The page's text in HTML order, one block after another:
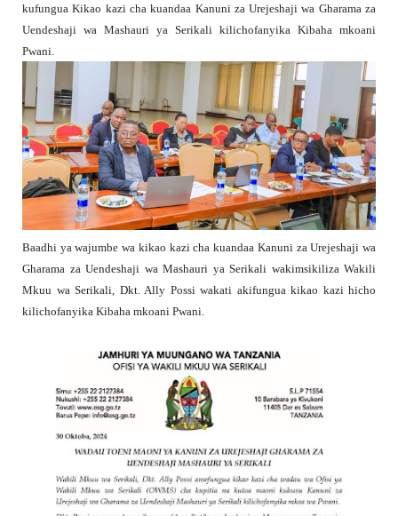
kufungua Kikao kazi cha kuandaa Kanuni za Urejeshaji wa Gharama za
Uendeshaji wa Mashauri ya Serikali kilichofanyika Kibaha mkoani
Pwani.
Baadhi ya wajumbe wa kikao kazi cha kuandaa Kanuni za Urejeshaji wa
Gharama za Uendeshaji wa Mashauri ya Serikali wakimsikiliza Wakili
Mkuu wa Serikali, Dkt. Ally Possi wakati akifungua kikao kazi hicho
kilichofanyika Kibaha mkoani Pwani.